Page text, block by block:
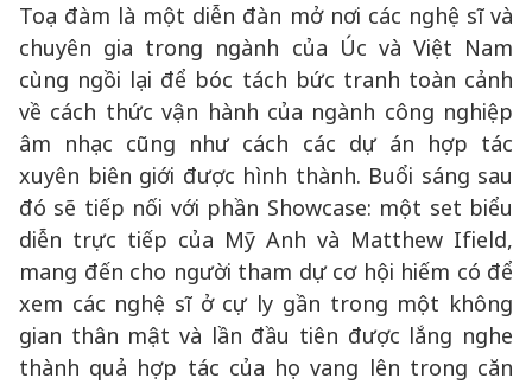
Toạ đàm là một diễn đàn mở nơi các nghệ sĩ và
chuyên gia trong ngành của Úc và Việt Nam
cùng ngồi lại để bóc tách bức tranh toàn cảnh
về cách thức vận hành của ngành công nghiệp
âm nhạc cũng như cách các dự án hợp tác
xuyên biên giới được hình thành. Buổi sáng sau
đó sẽ tiếp nối với phần Showcase: một set biểu
diễn trực tiếp của Mỹ Anh và Matthew Ifield,
mang đến cho người tham dự cơ hội hiếm có để
xem các nghệ sĩ ở cự ly gần trong một không
gian thân mật và lần đầu tiên được lắng nghe
thành quả hợp tác của họ vang lên trong căn